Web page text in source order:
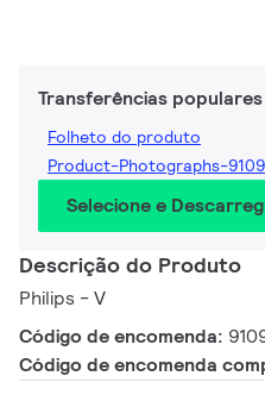
Transferências populares
Folheto do produto
Product-Photographs-
Selecione e
Descrição do Produto
Philips - V
Código de encomenda:
Código de encomenda